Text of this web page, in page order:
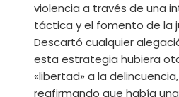
violencia a través de una
táctica y el fomento de la
Descartó cualquier
esta estrategia hubiera
«libertad» a la delincuencia,
reafirmando que había